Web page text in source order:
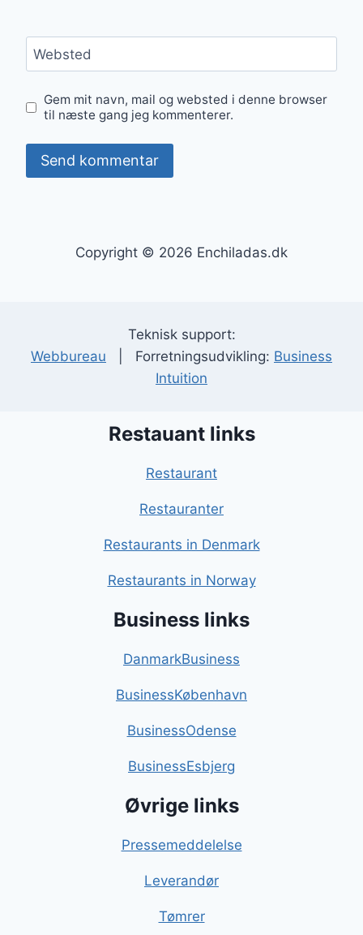
Websted
Gem mit navn, mail og websted i denne browser
til næste gang jeg kommenterer.
Copyright © 2026 Enchiladas.dk
Teknisk support:
Webbureau | Forretningsudvikling: Business
Intuition
Restauant links
Restaurant
Restauranter
Restaurants in Denmark
Restaurants in Norway
Business links
DanmarkBusiness
BusinessKøbenhavn
BusinessOdense
BusinessEsbjerg
Øvrige links
Pressemeddelelse
Leverandør
Tømrer